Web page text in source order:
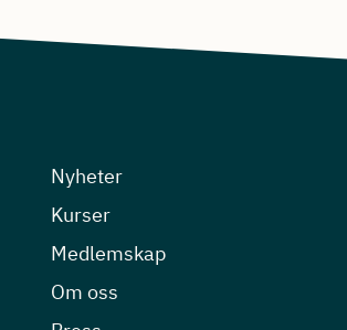
Nyheter
Kurser
Medlemskap
Om oss